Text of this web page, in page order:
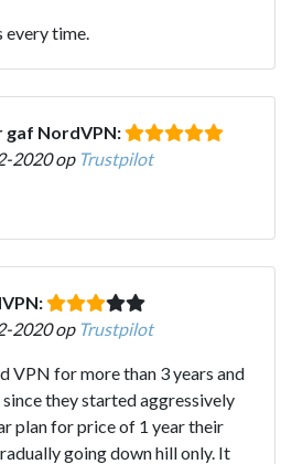
every time.
gaf NordVPN:
2020 op Trustpilot
2020 op Trustpilot
VPN for more than 3 years and
they started aggressively
plan for price of 1 year their
going down hill only. It